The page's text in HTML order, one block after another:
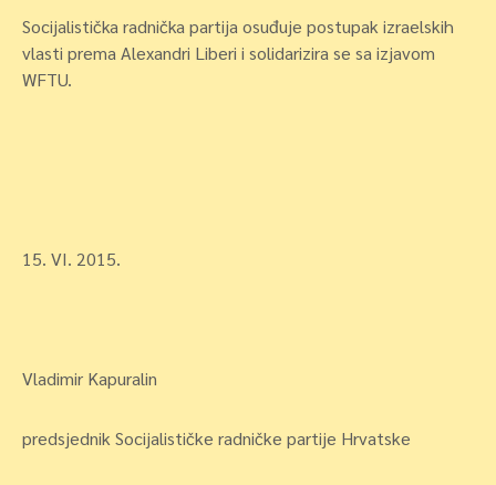
Socijalistička radnička partija osuđuje postupak izraelskih
vlasti prema Alexandri Liberi i solidarizira se sa izjavom
WFTU.
15. VI. 2015.
Vladimir Kapuralin
predsjednik Socijalističke radničke partije Hrvatske